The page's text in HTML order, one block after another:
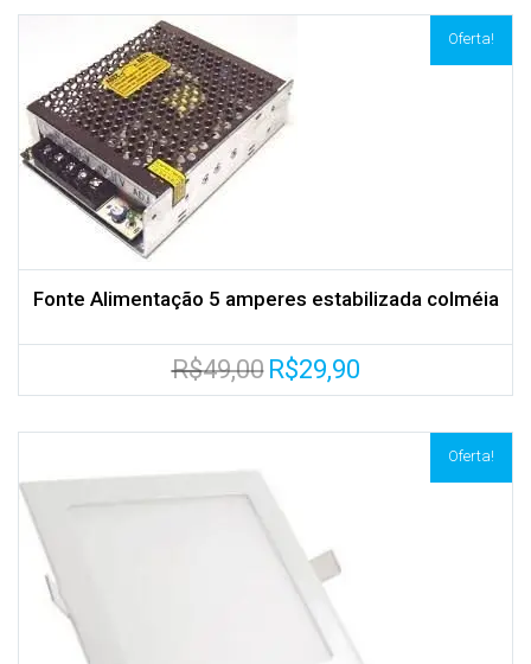
Oferta!
Fonte Alimentação 5 amperes estabilizada colméia
R$49,00 O
preço
original
R$29,90O
preço
atual
Oferta!